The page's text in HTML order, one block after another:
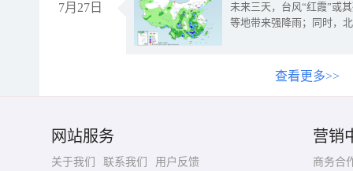
7月27日
未来三天，台风“红霞”或
等地带来强降雨；同时，
查看更多>>
网站服务
关于我们 联系我们
用户反馈
营销
商务合